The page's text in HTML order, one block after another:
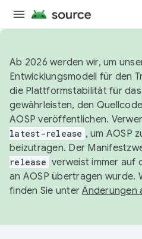
Ab 2026 werden wir, um
Entwicklungsmodell für den
die Plattformstabilität für
gewährleisten, den
AOSP veröffentlichen.
latest-release , um AOSP
beizutragen. Der
release verweist immer auf
an AOSP übertragen wurde.
finden Sie unterÄnderungen